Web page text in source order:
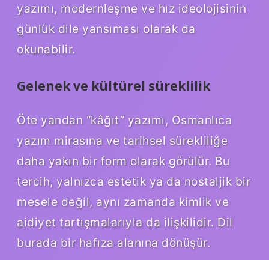
yazımı, modernleşme ve hız ideolojisinin
günlük dile yansıması olarak da
okunabilir.
Gelenek ve kültürel süreklilik
Öte yandan “kâğıt” yazımı, Osmanlıca
yazım mirasına ve tarihsel sürekliliğe
daha yakın bir form olarak görülür. Bu
tercih, yalnızca estetik ya da nostaljik bir
mesele değil, aynı zamanda kimlik ve
aidiyet tartışmalarıyla da ilişkilidir. Dil
burada bir hafıza alanına dönüşür.